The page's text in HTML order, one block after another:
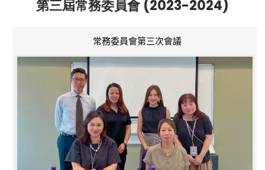
第三屆常務委員會 (2023-2024)
常務委員會第三次會議